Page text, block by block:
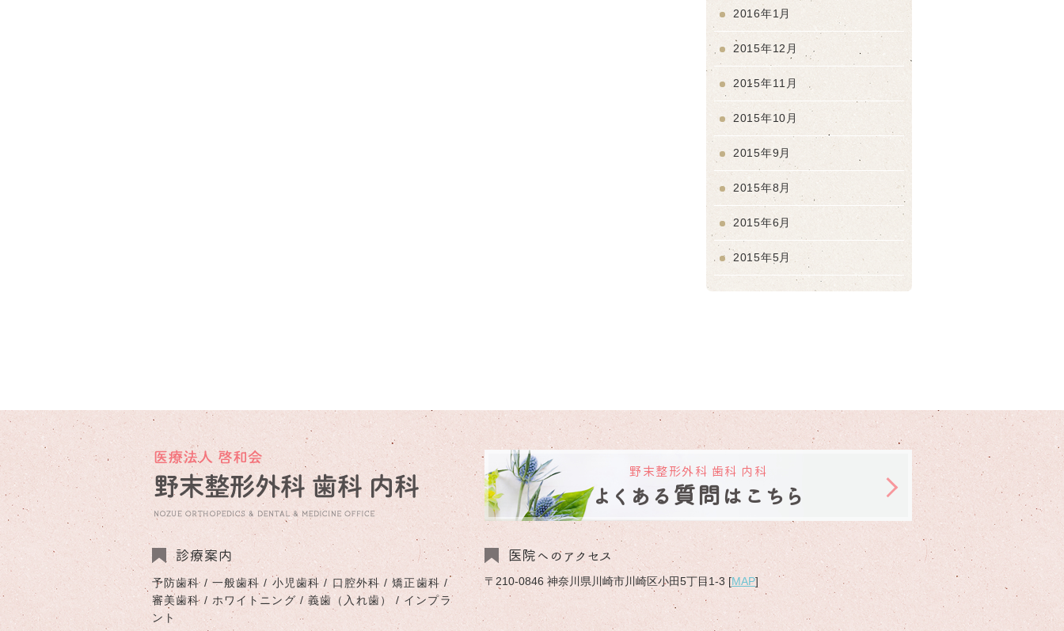
2016年1月
2015年12月
2015年11月
2015年10月
2015年9月
2015年8月
2015年6月
2015年5月
野末整形外科 歯科 内科
よくある質問はこちら
診療案内
予防歯科 / 一般歯科 / 小児歯科 / 口腔外科 / 矯正歯科 /
審美歯科 / ホワイトニング / 義歯（入れ歯） / インプラ
ント
医院へのアクセス
〒210-0846 神奈川県川崎市川崎区小田5丁目1-3 [MAP]